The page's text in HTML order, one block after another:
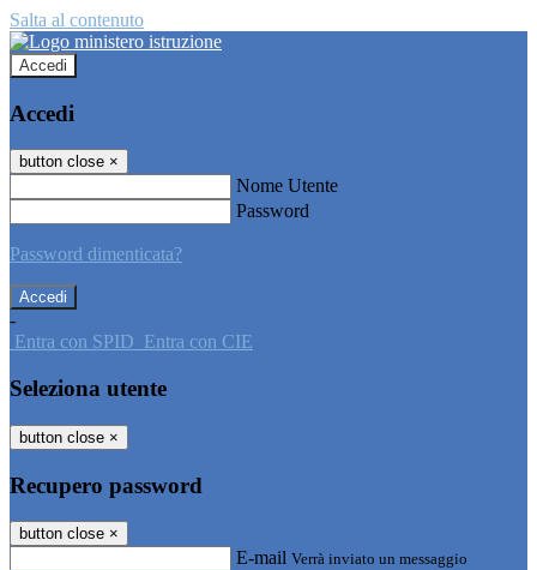
Salta al contenuto
Accedi
Accedi
button close ×
Nome Utente
Password
Password dimenticata?
-
Entra con SPID Entra con CIE
Seleziona utente
button close ×
Recupero password
button close ×
E-mail Verrà inviato un messaggio